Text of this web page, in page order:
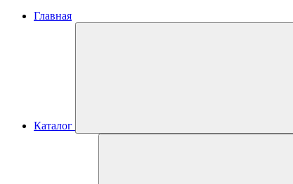
Главная
Каталог